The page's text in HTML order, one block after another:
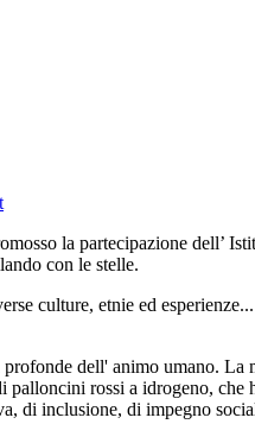
la partecipazione dell’
con le stelle.
culture, etnie ed
dell' animo umano. La
rossi a idrogeno, che
di inclusione, di impegno